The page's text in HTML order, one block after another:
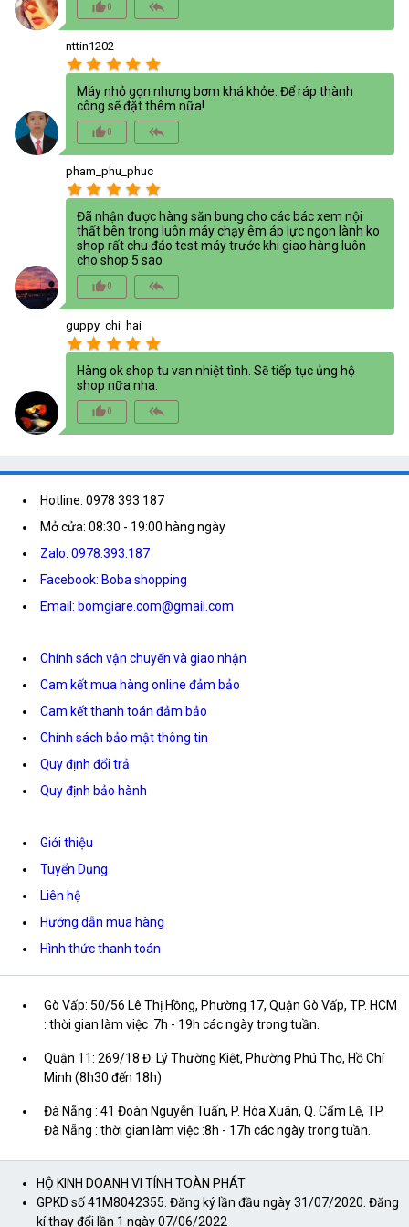
thumb_up_alt0 reply_all
nttin1202
star star star star star
Máy nhỏ gọn nhưng bơm khá khỏe. Để ráp thành
công sẽ đặt thêm nữa!
thumb_up_alt0 reply_all
pham_phu_phuc
star star star star star
Đã nhận được hàng săn bung cho các bác xem nội
thất bên trong luôn máy chạy êm áp lực ngon lành ko
shop rất chu đáo test máy trước khi giao hàng luôn
cho shop 5 sao
thumb_up_alt0 reply_all
guppy_chi_hai
star star star star star
Hàng ok shop tu van nhiệt tình. Sẽ tiếp tục ủng hộ
shop nữa nha.
thumb_up_alt0 reply_all
Hotline: 0978 393 187
Mở cửa: 08:30 - 19:00 hàng ngày
Zalo: 0978.393.187
Facebook: Boba shopping
Email: bomgiare.com@gmail.com
Chính sách vận chuyển và giao nhận
Cam kết mua hàng online đảm bảo
Cam kết thanh toán đảm bảo
Chính sách bảo mật thông tin
Quy định đổi trả
Quy định bảo hành
Giới thiệu
Tuyển Dụng
Liên hệ
Hướng dẫn mua hàng
Hình thức thanh toán
Gò Vấp: 50/56 Lê Thị Hồng, Phường 17, Quận Gò Vấp, TP. HCM
: thời gian làm việc :7h - 19h các ngày trong tuần.
Quận 11: 269/18 Đ. Lý Thường Kiệt, Phường Phú Thọ, Hồ Chí
Minh (8h30 đến 18h)
Đà Nẵng : 41 Đoàn Nguyễn Tuấn, P. Hòa Xuân, Q. Cẩm Lệ, TP.
Đà Nẵng : thời gian làm việc :8h - 17h các ngày trong tuần.
HỘ KINH DOANH VI TÍNH TOÀN PHÁT
GPKD số 41M8042355. Đăng ký lần đầu ngày 31/07/2020. Đăng
kí thay đổi lần 1 ngày 07/06/2022